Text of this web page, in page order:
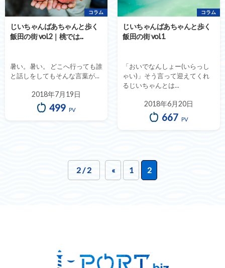
コラム
じいちゃんばあちゃんと歩く
飯田の街 vol.2｜桃では...
暑い。暑い。 どこへ行っても誰
と話しをしてもそんな言葉が...
2018年7月19日
499 PV
コラム
じいちゃんばあちゃんと歩く
飯田の街 vol.1
「おいでなんしょー(いらっし
ゃい)」そう言って迎えてくれ
るじいちゃんとは...
2018年6月20日
667 PV
2 / 2 « 1 2